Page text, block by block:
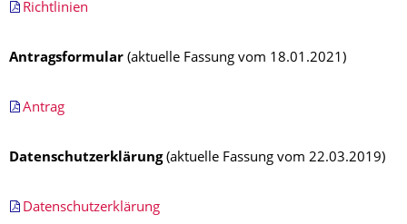
Richtlinien
Antragsformular (aktuelle Fassung vom 18.01.2021)
Antrag
Datenschutzerklärung (aktuelle Fassung vom 22.03.2019)
Datenschutzerklärung